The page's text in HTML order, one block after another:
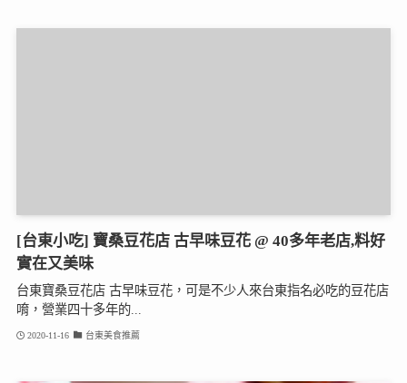
[台東小吃] 寶桑豆花店 古早味豆花 @ 40多年老店,料好
實在又美味
台東寶桑豆花店 古早味豆花，可是不少人來台東指名必吃的豆花店
唷，營業四十多年的...
2020-11-16 台東美食推薦